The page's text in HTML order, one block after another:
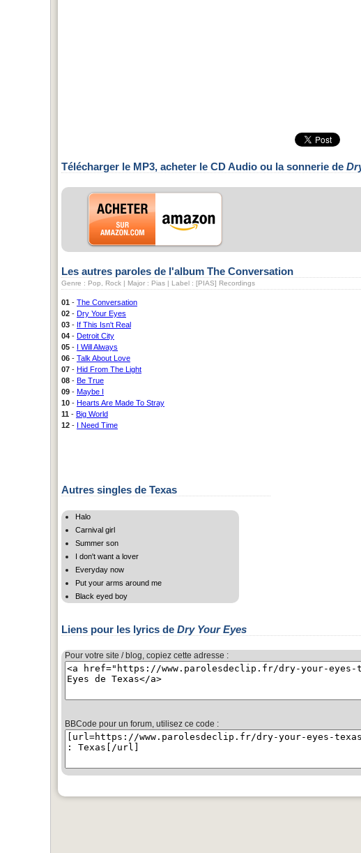
Télécharger le MP3, acheter le CD Audio ou la sonnerie de
Les autres paroles de l'album The Conversation
Genre : Pop, Rock | Major : Pias | Label : [PIAS] Recordings
01 - The Conversation
02 - Dry Your Eyes
03 - If This Isn't Real
04 - Detroit City
05 - I Will Always
06 - Talk About Love
07 - Hid From The Light
08 - Be True
09 - Maybe I
10 - Hearts Are Made To Stray
11 - Big World
12 - I Need Time
Autres singles de Texas
Halo
Carnival girl
Summer son
I don't want a lover
Everyday now
Put your arms around me
Black eyed boy
Liens pour les lyrics de Dry Your Eyes
Pour votre site / blog, copiez cette adresse :
BBCode pour un forum, utilisez ce code :